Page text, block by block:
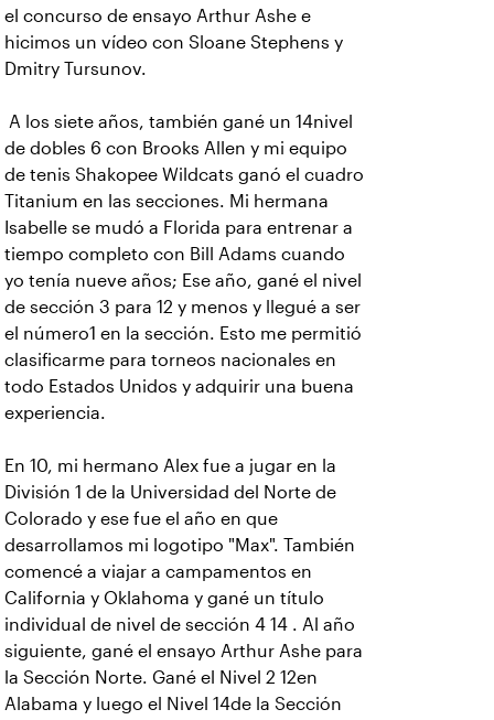
el concurso de ensayo Arthur Ashe e
hicimos un vídeo con Sloane Stephens y
Dmitry Tursunov.
A los siete años, también gané un 14nivel
de dobles 6 con Brooks Allen y mi equipo
de tenis Shakopee Wildcats ganó el cuadro
Titanium en las secciones. Mi hermana
Isabelle se mudó a Florida para entrenar a
tiempo completo con Bill Adams cuando
yo tenía nueve años; Ese año, gané el nivel
de sección 3 para 12 y menos y llegué a ser
el número1 en la sección. Esto me permitió
clasificarme para torneos nacionales en
todo Estados Unidos y adquirir una buena
experiencia.
En 10, mi hermano Alex fue a jugar en la
División 1 de la Universidad del Norte de
Colorado y ese fue el año en que
desarrollamos mi logotipo "Max". También
comencé a viajar a campamentos en
California y Oklahoma y gané un título
individual de nivel de sección 4 14 . Al año
siguiente, gané el ensayo Arthur Ashe para
la Sección Norte. Gané el Nivel 2 12en
Alabama y luego el Nivel 14de la Sección